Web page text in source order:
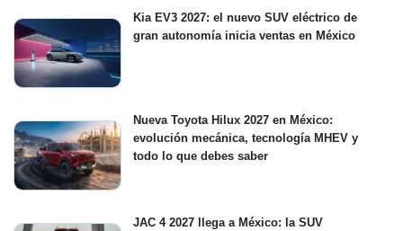
Kia EV3 2027: el nuevo SUV eléctrico de
gran autonomía inicia ventas en México
Nueva Toyota Hilux 2027 en México:
evolución mecánica, tecnología MHEV y
todo lo que debes saber
JAC 4 2027 llega a México: la SUV